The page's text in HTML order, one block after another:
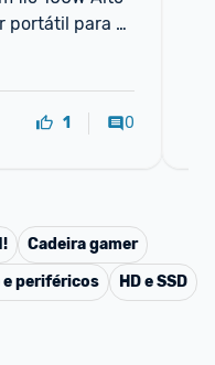
portátil para
d
1 0
Cadeira gamer
e periféricos
HD e SSD